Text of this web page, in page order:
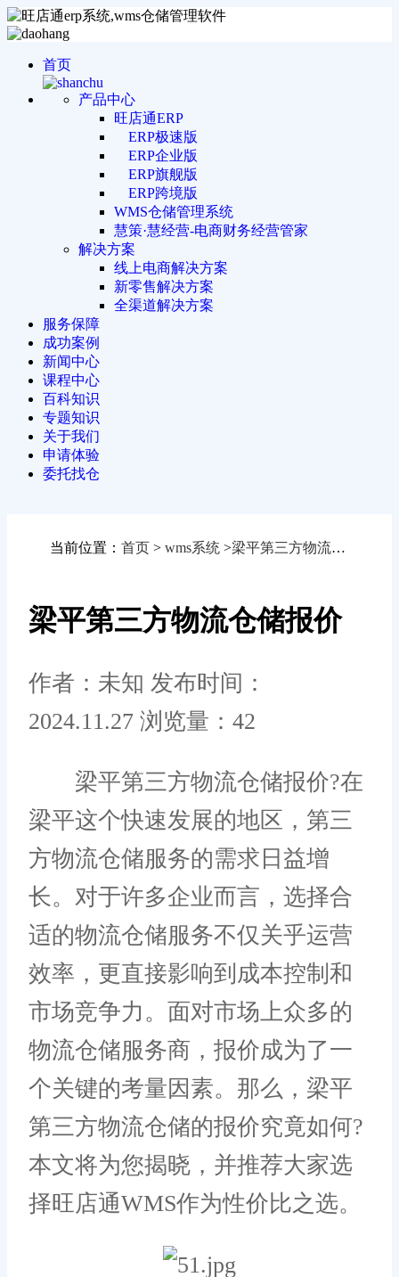
首页
产品中心
旺店通ERP
ERP极速版
ERP企业版
ERP旗舰版
ERP跨境版
WMS仓储管理系统
慧策·慧经营-电商财务经营管家
解决方案
线上电商解决方案
新零售解决方案
全渠道解决方案
服务保障
成功案例
新闻中心
课程中心
百科知识
专题知识
关于我们
申请体验
委托找仓
当前位置： 首页 > wms系统 >梁平第三方物流仓储报价
梁平第三方物流仓储报价
作者：未知 发布时间：
2024.11.27 浏览量：42
梁平第三方物流仓储报价?在
梁平这个快速发展的地区，第三
方物流仓储服务的需求日益增
长。对于许多企业而言，选择合
适的物流仓储服务不仅关乎运营
效率，更直接影响到成本控制和
市场竞争力。面对市场上众多的
物流仓储服务商，报价成为了一
个关键的考量因素。那么，梁平
第三方物流仓储的报价究竟如何?
本文将为您揭晓，并推荐大家选
择旺店通WMS作为性价比之选。